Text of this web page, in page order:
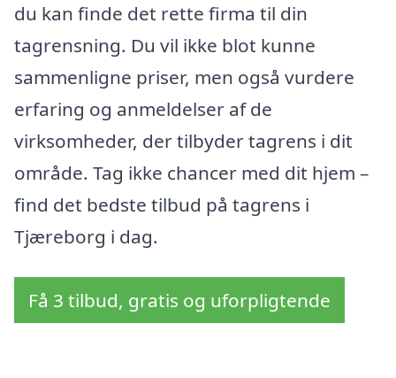
du kan finde det rette firma til din
tagrensning. Du vil ikke blot kunne
sammenligne priser, men også vurdere
erfaring og anmeldelser af de
virksomheder, der tilbyder tagrens i dit
område. Tag ikke chancer med dit hjem –
find det bedste tilbud på tagrens i
Tjæreborg i dag.
Få 3 tilbud, gratis og uforpligtende